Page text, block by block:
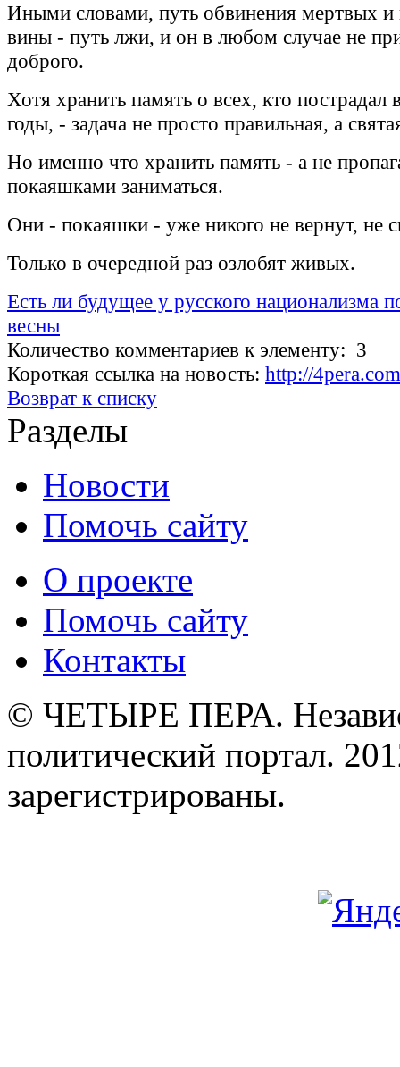
Иными словами, путь обвинения мертвых и
вины - путь лжи, и он в любом случае не
доброго.
Хотя хранить память о всех, кто пострадал
годы, - задача не просто правильная, а
Но именно что хранить память - а не
покаяшками заниматься.
Они - покаяшки - уже никого не вернут, не
Только в очередной раз озлобят живых.
Есть ли будущее у русского национализма
весны
Количество комментариев к элементу: 3
Короткая ссылка на новость: http://
Возврат к списку
Разделы
Новости
Помочь сайту
О проекте
Помочь сайту
Контакты
© ЧЕТЫРЕ ПЕРА.
политический портал.
зарегистрированы.